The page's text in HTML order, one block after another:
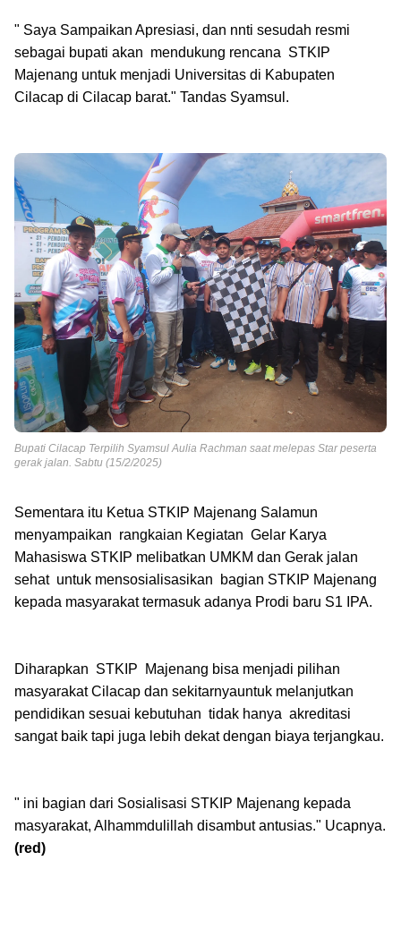
" Saya Sampaikan Apresiasi, dan nnti sesudah resmi
sebagai bupati akan mendukung rencana STKIP
Majenang untuk menjadi Universitas di Kabupaten
Cilacap di Cilacap barat." Tandas Syamsul.
Bupati Cilacap Terpilih Syamsul Aulia Rachman saat melepas Star peserta
gerak jalan. Sabtu (15/2/2025)
Sementara itu Ketua STKIP Majenang Salamun
menyampaikan rangkaian Kegiatan Gelar Karya
Mahasiswa STKIP melibatkan UMKM dan Gerak jalan
sehat untuk mensosialisasikan bagian STKIP Majenang
kepada masyarakat termasuk adanya Prodi baru S1 IPA.
Diharapkan STKIP Majenang bisa menjadi pilihan
masyarakat Cilacap dan sekitarnyauntuk melanjutkan
pendidikan sesuai kebutuhan tidak hanya akreditasi
sangat baik tapi juga lebih dekat dengan biaya terjangkau.
" ini bagian dari Sosialisasi STKIP Majenang kepada
masyarakat, Alhammdulillah disambut antusias." Ucapnya.
(red)